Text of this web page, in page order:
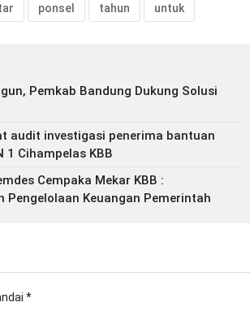
ponsel tahun untuk
Pemkab Bandung Dukung Solusi
audit investigasi penerima bantuan
1 Cihampelas KBB
Cempaka Mekar KBB :
Pengelolaan Keuangan Pemerintah
*